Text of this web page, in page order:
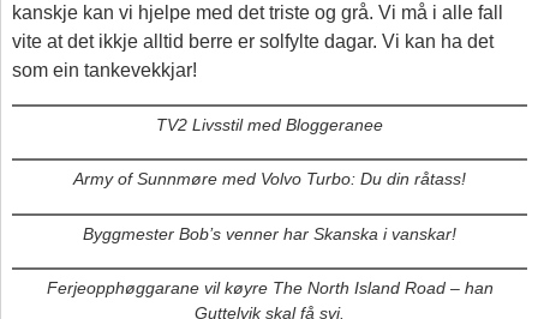
kanskje kan vi hjelpe med det triste og grå. Vi må i alle fall
vite at det ikkje alltid berre er solfylte dagar. Vi kan ha det
som ein tankevekkjar!
TV2 Livsstil med Bloggeranee
Army of Sunnmøre med Volvo Turbo: Du din råtass!
Byggmester Bob’s venner har Skanska i vanskar!
Ferjeopphøggarane vil køyre The North Island Road – han
Guttelvik skal få svi.